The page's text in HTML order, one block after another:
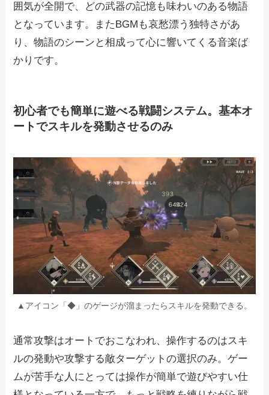
囲気が全開で、どの武器の記憶も味わいのある物語
となっています。またBGMも哀愁漂う独特さがあ
り、物語のシーンと相成って心に響いてくる音楽ば
かりです。
初心者でも簡単に遊べる戦闘システム。基本オ
ートでスキルを発動させるのみ
▲アイコン「◆」のゲージが溜まったらスキルを発動できる。
通常攻撃はオートでおこなわれ、操作するのはスキ
ルの発動や攻撃する敵ターゲットの選択のみ。ゲー
ムが苦手な人にとっては操作が簡単で遊びやすい仕